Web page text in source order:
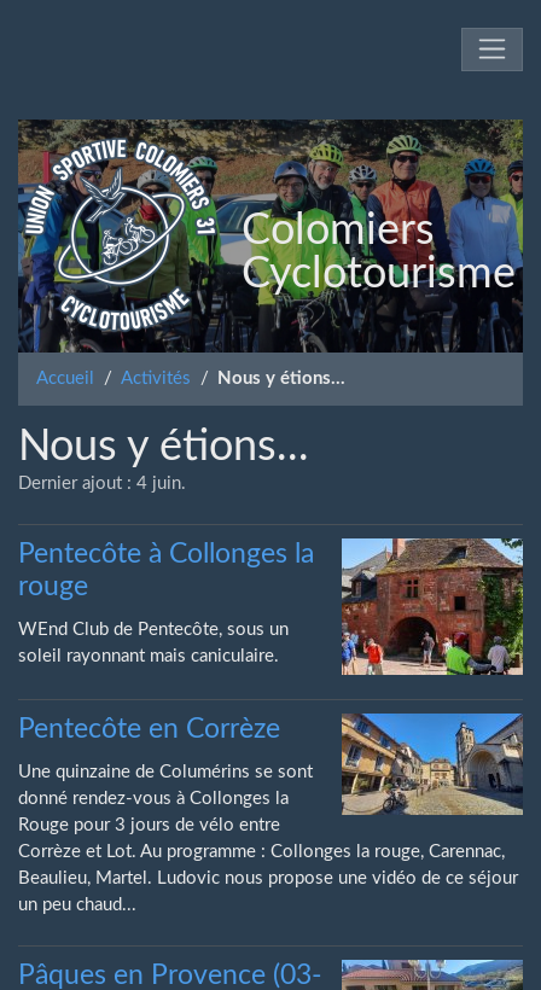
Colomiers
Cyclotourisme
Accueil Activités Nous y étions...
Nous y étions...
Dernier ajout : 4 juin.
Pentecôte à Collonges la
rouge
WEnd Club de Pentecôte, sous un
soleil rayonnant mais caniculaire.
Pentecôte en Corrèze
Une quinzaine de Columérins se sont
donné rendez-vous à Collonges la
Rouge pour 3 jours de vélo entre
Corrèze et Lot. Au programme : Collonges la rouge, Carennac,
Beaulieu, Martel. Ludovic nous propose une vidéo de ce séjour
un peu chaud...
Pâques en Provence (03-